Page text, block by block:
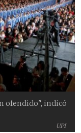
UPI
ofendido", indicó